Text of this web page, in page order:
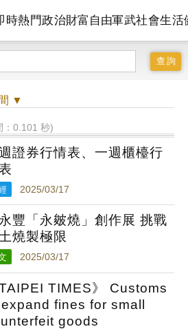
時熱門政治財富自由軍武社會生活
▼
：0.101 秒)
證券行情表、一週櫃檯行
2025/03/17
豐「永皴燒」創作展 挑戰
燒製極限
2025/03/17
TAIPEI TIMES》 Customs
fines for small
goods